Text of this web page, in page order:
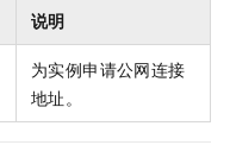
说明
为实例申请公网连接
地址。